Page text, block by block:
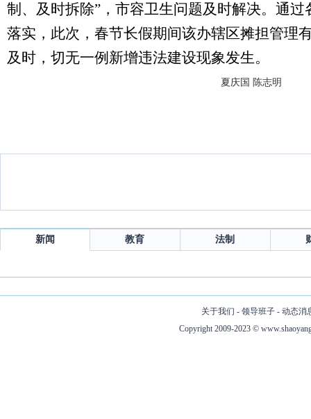
制、及时拆除”，市容卫生问题及时解决。通
落实，此次，春节长假期间该办辖区摊担管理
及时，切无一例新增违法建设现象发生。
夏庆国 陈志明
新闻 教育 法制
关于我们 - 领导班子 - 动态消
Copyright 2009-2023 ©